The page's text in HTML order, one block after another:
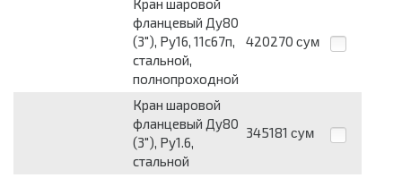
Кран шаровой
фланцевый Ду80
(3"), Ру16, 11с67п,
стальной,
полнопроходной
420270 сум
Кран шаровой
фланцевый Ду80
(3"), Ру1.6,
стальной
345181 сум